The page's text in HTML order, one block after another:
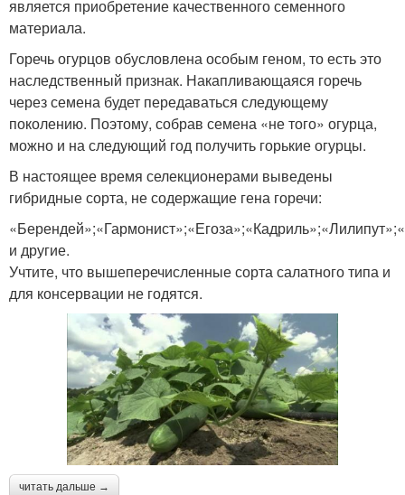
является приобретение качественного семенного
материала.
Горечь огурцов обусловлена особым геном, то есть это
наследственный признак. Накапливающаяся горечь
через семена будет передаваться следующему
поколению. Поэтому, собрав семена «не того» огурца,
можно и на следующий год получить горькие огурцы.
В настоящее время селекционерами выведены
гибридные сорта, не содержащие гена горечи:
и другие.
Учтите, что вышеперечисленные сорта салатного типа и
для консервации не годятся.
читать дальше →